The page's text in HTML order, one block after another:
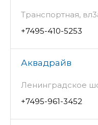
Транспортная,
+7495-410-5253
Аквадрайв
Ленинградское
+7495-961-3452